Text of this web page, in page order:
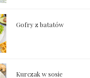
Gofry z batatów
Kurczak w sosie